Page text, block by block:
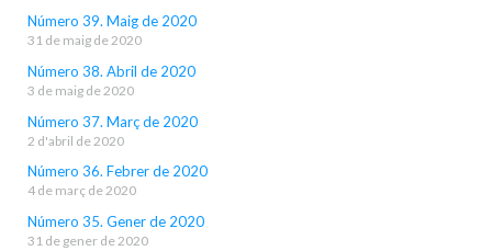
Número 39. Maig de 2020
31 de maig de 2020
Número 38. Abril de 2020
3 de maig de 2020
Número 37. Març de 2020
2 d'abril de 2020
Número 36. Febrer de 2020
4 de març de 2020
Número 35. Gener de 2020
31 de gener de 2020